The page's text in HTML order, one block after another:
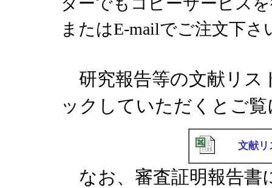
またはE-mailでご注文下さ
研究報告等の文献リス
ックしていただくとご
文献リ
なお、審査証明報告書